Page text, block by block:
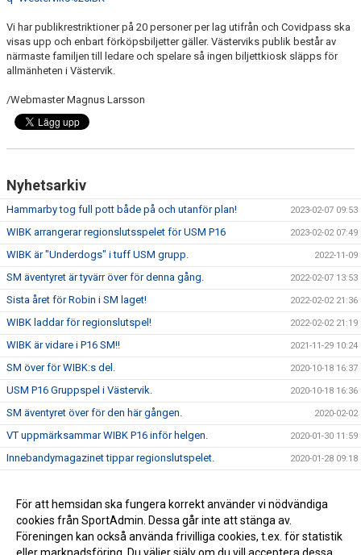
Vi har publikrestriktioner på 20 personer per lag utifrån och Covidpass ska
visas upp och enbart förköpsbiljetter gäller. Västerviks publik består av
närmaste familjen till ledare och spelare så ingen biljettkiosk släpps för
allmänheten i Västervik.
/Webmaster Magnus Larsson
Nyhetsarkiv
Hammarby tog full pott både på och utanför plan! 2023-02-07 09:53
WIBK arrangerar regionslutsspelet för USM P16 2023-02-02 07:49
WIBK är "Underdogs" i tuff USM grupp. 2022-11-09
SM äventyret är tyvärr över för denna gång. 2022-02-07 13:53
Sista året för Robin i SM laget! 2022-02-02 21:36
WIBK laddar för regionslutspel! 2022-02-02 21:19
WIBK är vidare i P16 SM!! 2021-11-29 10:24
SM över för WIBK:s del. 2020-10-18 16:37
USM P16 Gruppspel i Västervik. 2020-10-18 16:36
SM äventyret över för den här gången. 2020-02-02
VT uppmärksammar WIBK P16 inför helgen. 2020-01-30 11:59
Innebandymagazinet tippar regionslutspelet. 2020-01-28 09:18
2019-11-08 09:52
Westerviks IBK gör en satsning mot P16 SM. 2019-09-03 13:26
För att hemsidan ska fungera korrekt använder vi nödvändiga
cookies från SportAdmin. Dessa går inte att stänga av.
Föreningen kan också använda frivilliga cookies, t.ex. för statistik